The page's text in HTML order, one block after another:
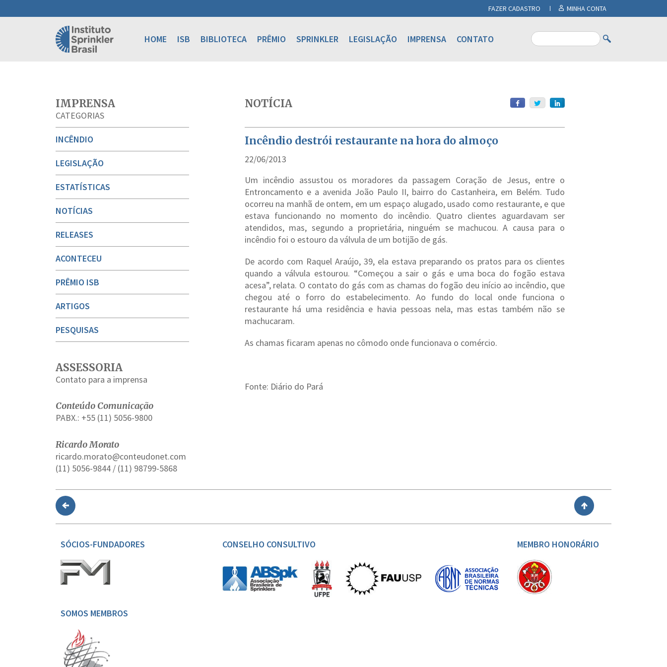
FAZER CADASTRO MINHA CONTA
HOME ISB BIBLIOTECA PRÊMIO SPRINKLER LEGISLAÇÃO IMPRENSA CONTATO
IMPRENSA
CATEGORIAS
INCÊNDIO
LEGISLAÇÃO
ESTATÍSTICAS
NOTÍCIAS
RELEASES
ACONTECEU
PRÊMIO ISB
ARTIGOS
PESQUISAS
ASSESSORIA
Contato para a imprensa
Conteúdo Comunicação
PABX.: +55 (11) 5056-9800
Ricardo Morato
ricardo.morato@conteudonet.com
(11) 5056-9844 / (11) 98799-5868
NOTÍCIA
Incêndio destrói restaurante na hora do almoço
22/06/2013
Um incêndio assustou os moradores da passagem Coração de Jesus, entre o
Entroncamento e a avenida João Paulo II, bairro do Castanheira, em Belém. Tudo
ocorreu na manhã de ontem, em um espaço alugado, usado como restaurante, e que
estava funcionando no momento do incêndio. Quatro clientes aguardavam ser
atendidos, mas, segundo a proprietária, ninguém se machucou. A causa para o
incêndio foi o estouro da válvula de um botijão de gás.
De acordo com Raquel Araújo, 39, ela estava preparando os pratos para os clientes
quando a válvula estourou. “Começou a sair o gás e uma boca do fogão estava
acesa”, relata. O contato do gás com as chamas do fogão deu início ao incêndio, que
chegou até o forro do estabelecimento. Ao fundo do local onde funciona o
restaurante há uma residência e havia pessoas nela, mas estas também não se
machucaram.
As chamas ficaram apenas no cômodo onde funcionava o comércio.
Fonte: Diário do Pará
SÓCIOS-FUNDADORES CONSELHO CONSULTIVO MEMBRO HONORÁRIO
SOMOS MEMBROS